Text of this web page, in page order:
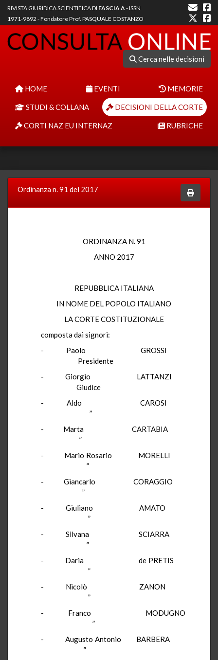
RIVISTA GIURIDICA SCIENTIFICA DI FASCIA A- ISSN
1971-9892 - Fondatore Prof. PASQUALE COSTANZO
Cerca nelle decisioni
HOME EVENTI MEMORIE
STUDI & COLLANA DECISIONI DELLA CORTE
CORTI NAZ EU INTERNAZ RUBRICHE
Ordinanza n. 91 del 2017
ORDINANZA N. 91
ANNO 2017
REPUBBLICA ITALIANA
IN NOME DEL POPOLO ITALIANO
LA CORTE COSTITUZIONALE
composta dai signori:
- Paolo GROSSI
Presidente
- Giorgio LATTANZI
Giudice
- Aldo CAROSI
”
- Marta CARTABIA
”
- Mario Rosario MORELLI
”
- Giancarlo CORAGGIO
”
- Giuliano AMATO
”
- Silvana SCIARRA
”
- Daria de PRETIS
”
- Nicolò ZANON
”
- Franco MODUGNO
”
- Augusto Antonio BARBERA
”